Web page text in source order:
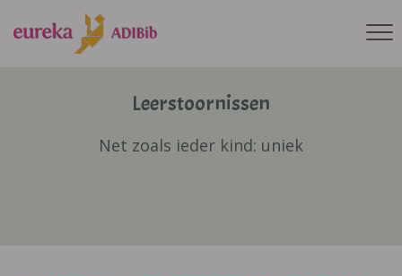
Leerstoornissen
Net zoals ieder kind: uniek